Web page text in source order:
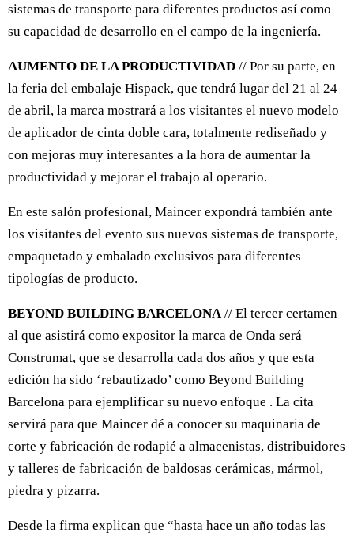
sistemas de transporte para diferentes productos así como
su capacidad de desarrollo en el campo de la ingeniería.
AUMENTO DE LA PRODUCTIVIDAD // Por su parte, en
la feria del embalaje Hispack, que tendrá lugar del 21 al 24
de abril, la marca mostrará a los visitantes el nuevo modelo
de aplicador de cinta doble cara, totalmente rediseñado y
con mejoras muy interesantes a la hora de aumentar la
productividad y mejorar el trabajo al operario.
En este salón profesional, Maincer expondrá también ante
los visitantes del evento sus nuevos sistemas de transporte,
empaquetado y embalado exclusivos para diferentes
tipologías de producto.
BEYOND BUILDING BARCELONA // El tercer certamen
al que asistirá como expositor la marca de Onda será
Construmat, que se desarrolla cada dos años y que esta
edición ha sido ‘rebautizado’ como Beyond Building
Barcelona para ejemplificar su nuevo enfoque . La cita
servirá para que Maincer dé a conocer su maquinaria de
corte y fabricación de rodapié a almacenistas, distribuidores
y talleres de fabricación de baldosas cerámicas, mármol,
piedra y pizarra.
Desde la firma explican que “hasta hace un año todas las